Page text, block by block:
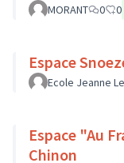
MORANT 0 0
Espace
Ecole Jeanne
Espace "Au
Chinon